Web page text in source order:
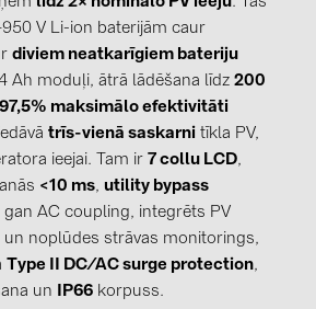
V Li-ion baterijām caur
diviem neatkarīgiem bateriju
Ah moduļi, ātrā lādēšana līdz 200
97,5% maksimālo efektivitāti
trīs-vienā saskarnitīkla PV,
ieejai. Tam ir 7 collu LCD,
<10 ms, utility bypass
gan AC coupling, integrēts PV
un noplūdes strāvas monitorings,
Type II DC/AC surge protection,
un
IP66korpuss.